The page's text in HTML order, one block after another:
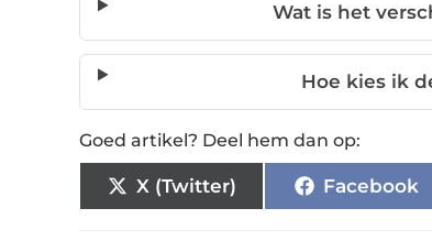
Wat is het
Hoe kies ik
Goed artikel? Deel hem dan op:
X (Twitter) Facebook